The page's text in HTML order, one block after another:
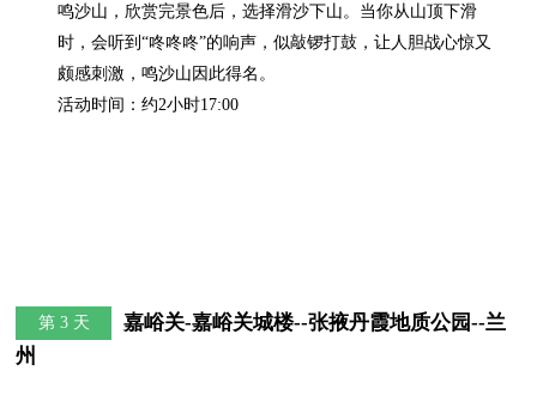
鸣沙山，欣赏完景色后，选择滑沙下山。当你从山顶下滑
时，会听到“咚咚咚”的响声，似敲锣打鼓，让人胆战心惊又
颇感刺激，鸣沙山因此得名。
活动时间：约2小时17:00
第 3 天
嘉峪关-嘉峪关城楼--张掖丹霞地质公园--兰
州